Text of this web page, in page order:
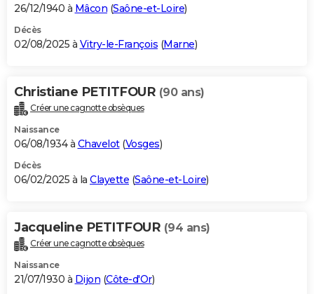
S'inscrire
Se connecter
Lycées
Collèges
Primaires
Universités
Entreprises
Service militaire
Avis de recherche
AVIS DE DÉCÈS
Bricolage
Lifestyle
Culture
Sport
Auto
Television
Voyage
Cinema
26/12/1940 à Mâcon (Saône-et-Loire)
Décès
02/08/2025 à Vitry-le-François (Marne)
Christiane PETITFOUR (90 ans)
Créer une cagnotte obsèques
Naissance
06/08/1934 à Chavelot(Vosges)
Décès
06/02/2025 à la Clayette (Saône-et-Loire)
Jacqueline PETITFOUR (94 ans)
Créer une cagnotte obsèques
Naissance
21/07/1930 à Dijon (Côte-d'Or)